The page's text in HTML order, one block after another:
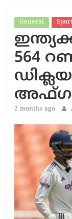
Unfolding
The
Truth
General
564
2 months ago